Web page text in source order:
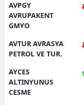
AVPGY
AVRUPAKENT
GMYO
AVTUR AVRASYA
PETROL VE TUR.
AYCES
ALTINYUNUS
CESME